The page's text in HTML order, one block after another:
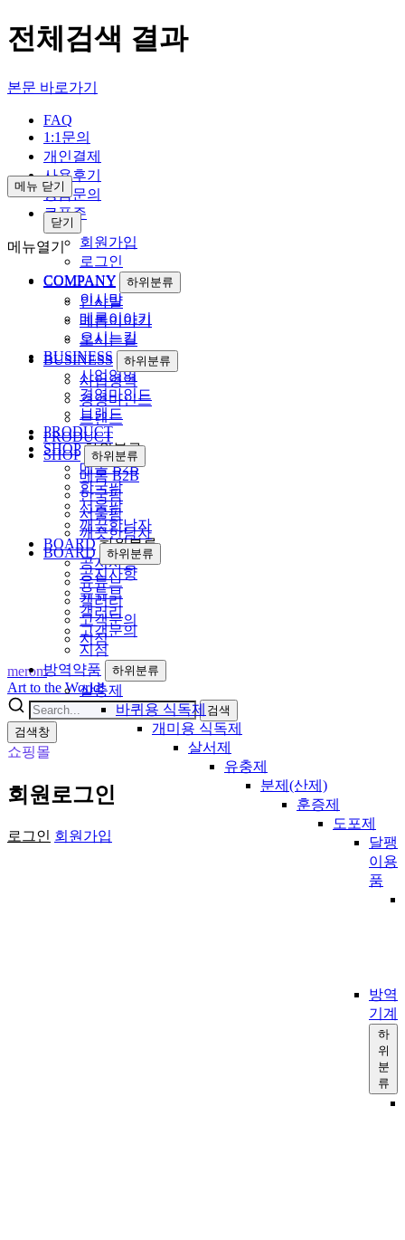
전체검색 결과
본문 바로가기
FAQ
1:1문의
개인결제
사용후기
상품문의
쿠폰존
메뉴열기
COMPANY
하위분류
인사말
메롬이야기
오시는길
BUSINESS 하위분류
사업영역
경영마인드
브랜드
PRODUCT
SHOP 하위분류
메롬 B2B
한국팜
서울팜
깨끗한남자
BOARD 하위분류
공지사항
유튜브
갤러리
고객문의
지점
merom
Art to the World!
검색
검색창
쇼핑몰
회원로그인
로그인 회원가입
메뉴 닫기
닫기
회원가입
로그인
COMPANY
하위분류
인사말
메롬이야기
오시는길
BUSINESS
하위분류
사업영역
경영마인드
브랜드
PRODUCT
SHOP
하위분류
메롬 B2B
한국팜
서울팜
깨끗한남자
BOARD
하위분류
공지사항
유튜브
갤러리
고객문의
지점
방역약품
하위분류
살충제
바퀴용 식독제
개미용 식독제
살서제
유충제
분제(산제)
훈증제
도포제
달팽
이용
품
방역
기계
하
위
분
류